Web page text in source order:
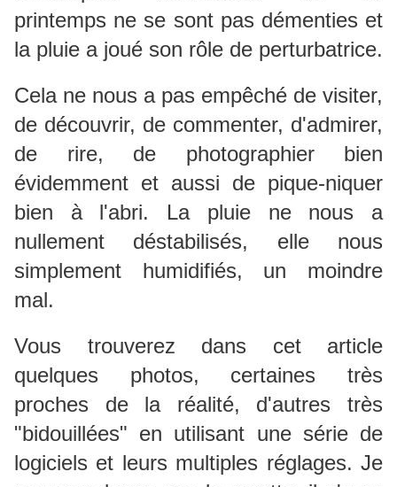
printemps ne se sont pas démenties et
la pluie a joué son rôle de perturbatrice.
Cela ne nous a pas empêché de visiter,
de découvrir, de commenter, d'admirer,
de rire, de photographier bien
évidemment et aussi de pique-niquer
bien à l'abri. La pluie ne nous a
nullement déstabilisés, elle nous
simplement humidifiés, un moindre
mal.
Vous trouverez dans cet article
quelques photos, certaines très
proches de la réalité, d'autres très
"bidouillées" en utilisant une série de
logiciels et leurs multiples réglages. Je